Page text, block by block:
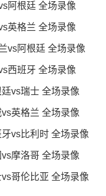
阿根廷 全场录像
英格兰 全场录像
vs阿根廷 全场录像
西班牙 全场录像
vs瑞士 全场录像
英格兰 全场录像
vs比利时 全场录像
摩洛哥 全场录像
哥伦比亚 全场录像